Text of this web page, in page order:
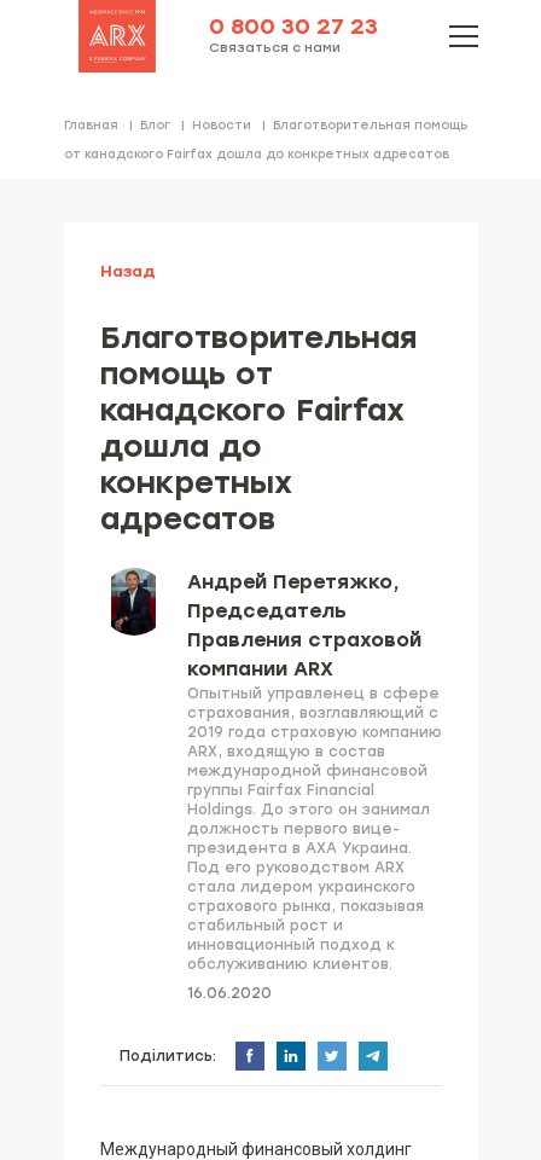
0 800 30 27 23
Связаться с нами
Главная Блог Новости
Благотворительная помощь
от канадского Fairfax дошла до конкретных адресатов
Назад
Благотворительная
помощь от
канадского Fairfax
дошла до
конкретных
адресатов
Андрей Перетяжко,
Председатель
Правления страховой
компании ARX
Опытный управленец в сфере
страхования, возглавляющий с
2019 года страховую компанию
ARX, входящую в состав
международной финансовой
группы Fairfax Financial
Holdings. До этого он занимал
должность первого вице-
президента в AXA Украина.
Под его руководством ARX
стала лидером украинского
страхового рынка, показывая
стабильный рост и
инновационный подход к
обслуживанию клиентов.
16.06.2020
Поділитись:
Международный финансовый холдинг